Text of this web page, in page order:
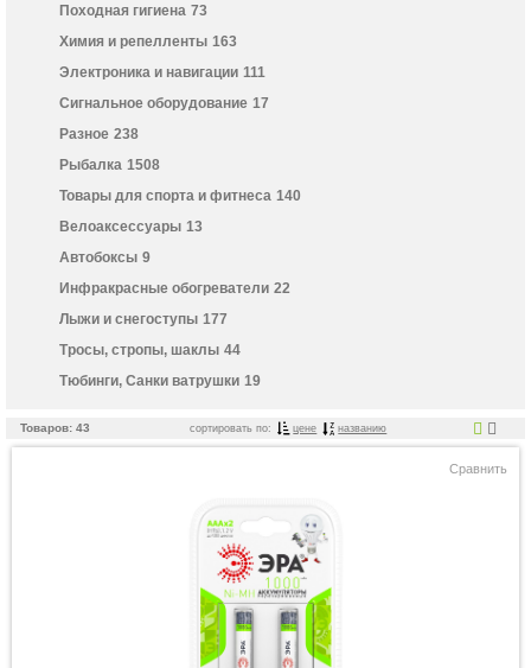
Походная гигиена 73
Химия и репелленты 163
Электроника и навигации 111
Сигнальное оборудование 17
Разное 238
Рыбалка 1508
Товары для спорта и фитнеса 140
Велоаксессуары 13
Автобоксы 9
Инфракрасные обогреватели 22
Лыжи и снегоступы 177
Тросы, стропы, шаклы 44
Тюбинги, Санки ватрушки 19
Товаров: 43 сортировать по: цене названию
Сравнить